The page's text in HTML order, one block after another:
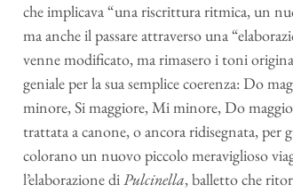
che implicava “una riscrittura ritmica, un
ma anche il passare attraverso una
venne modificato, ma rimasero i toni
geniale per la sua semplice coerenza: Do
minore, Si maggiore, Mi minore, Do
trattata a canone, o ancora ridisegnata, per
colorano un nuovo piccolo meraviglioso
l’elaborazione diPulcinella, balletto che